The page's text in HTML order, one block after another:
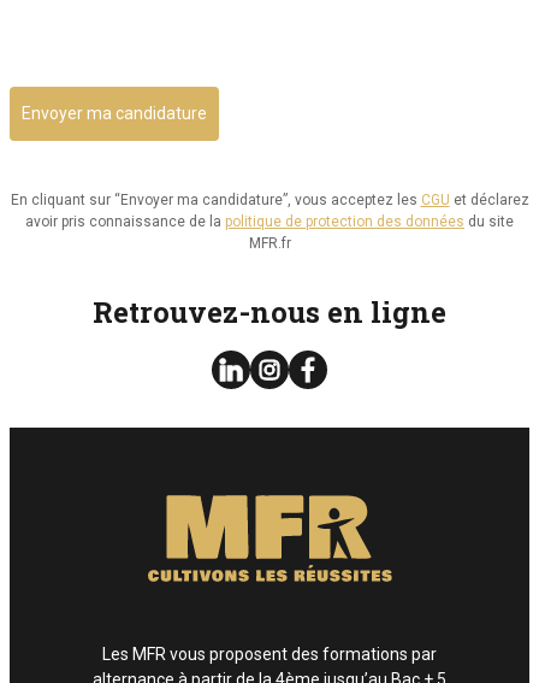
Il vous est possible d’avoir un accès à vos données, ainsi que de les rectifier,
ou d’exercer votre droit à la limitation de leur utilisation. Par ailleurs, vous
disposez d’un droit d’opposition à cette utilisation et d’effacement de ces
Vous pouvez consulter le site de la CNIL.fr ou
Vous pouvez exercer les droits ci-dessus présentés en contactant notre
délégué à la protection des données à l’adresse dpo@mfr.asso.fr
En cliquant sur “Envoyer ma candidature”, vous acceptez les CGU et déclarez
avoir pris connaissance de la politique de protection des données du site
MFR.fr
Retrouvez-nous en ligne
Les MFR vous proposent des formations par
alternance à partir de la 4ème jusqu’au Bac + 5